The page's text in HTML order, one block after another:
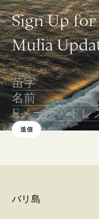
SignUpfor
MuliaUpda
送信
バリ島